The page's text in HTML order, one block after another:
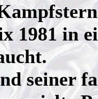
1981 in
seiner